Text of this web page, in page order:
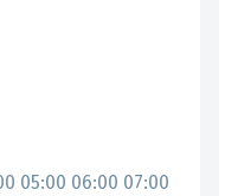
05:00 06:00 07:00